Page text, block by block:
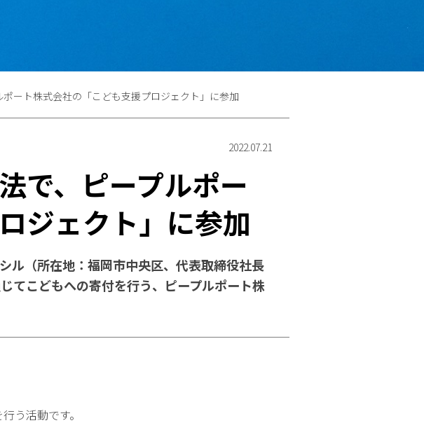
ート株式会社の「こども支援プロジェクト」に参加
2022.07.21
で、ピープルポー
ジェクト」に参加
ル（所在地：福岡市中央区、代表取締役社長
てこどもへの寄付を行う、ピープルポート株
う活動です。